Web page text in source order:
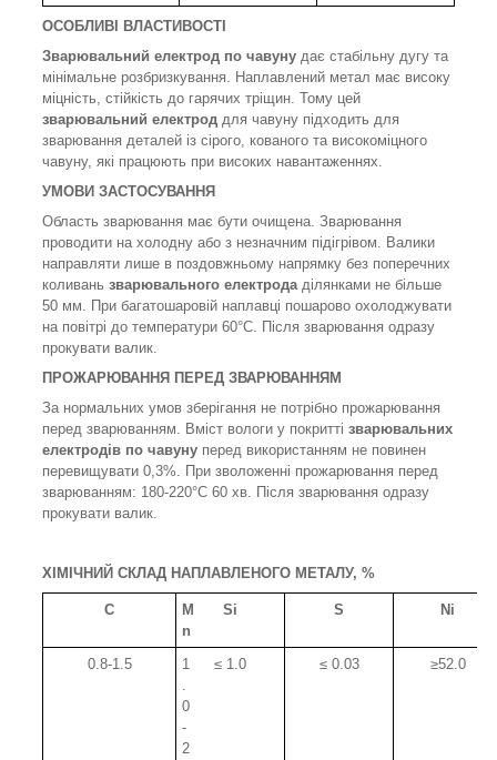
ОСОБЛИВІ ВЛАСТИВОСТІ
Зварювальний електрод по чавуну дає стабільну дугу та
мінімальне розбризкування. Наплавлений метал має високу
міцність, стійкість до гарячих тріщин. Тому цей
зварювальний електрод для чавуну підходить для
зварювання деталей із сірого, кованого та високоміцного
чавуну, які працюють при високих навантаженнях.
УМОВИ ЗАСТОСУВАННЯ
Область зварювання має бути очищена. Зварювання
проводити на холодну або з незначним підігрівом. Валики
направляти лише в поздовжньому напрямку без поперечних
коливань зварювального електродаділянками не більше
50 мм. При багатошаровій наплавці пошарово охолоджувати
на повітрі до температури 60°С. Після зварювання одразу
прокувати валик.
ПРОЖАРЮВАННЯ ПЕРЕД ЗВАРЮВАННЯМ
За нормальних умов зберігання не потрібно прожарювання
перед зварюванням. Вміст вологи у покритті зварювальних
електродів по чавуну перед використанням не повинен
перевищувати 0,3%. При зволоженні прожарювання перед
зварюванням: 180-220°С 60 хв. Після зварювання одразу
прокувати валик.
ХІМІЧНИЙ СКЛАД НАПЛАВЛЕНОГО МЕТАЛУ, %
C
M
n
Si S Ni
0.8-1.5
1
.
0
-
2
≤ 1.0 ≤ 0.03 ≥52.0